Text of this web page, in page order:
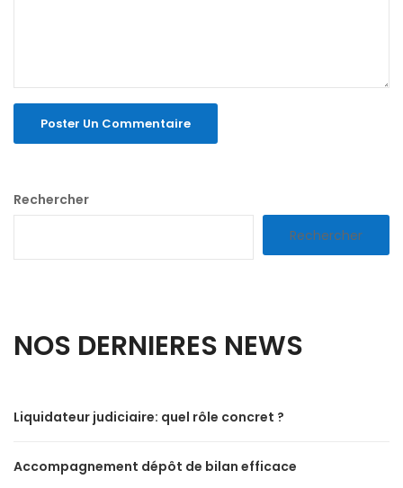
Rechercher
Rechercher
NOS DERNIERES NEWS
Liquidateur judiciaire: quel rôle concret ?
Accompagnement dépôt de bilan efficace